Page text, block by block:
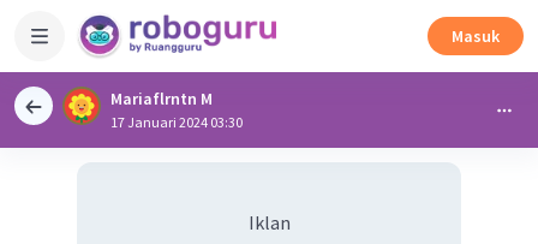
Masuk
Mariaflrntn M
17 Januari 2024 03:30
Iklan